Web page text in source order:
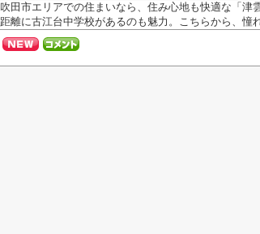
吹田市エリアでの住まいなら、住み心地も快適な「
距離に古江台中学校があるのも魅力。こちらから、憧